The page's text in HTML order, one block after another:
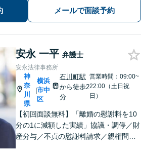
くりお聞きします【LINE・メール24時
間受付中】
メールで面談予約
安永 一平 弁護士
安永法律事務所
神
奈
川
県
|
横浜
市中
区
石川町駅
から徒歩2
分
営業時間：09:00~
22:00（土日祝
日）
【初回面談無料】「離婚の慰謝料を10
分の1に減額した実績」協議・調停／財
産分与／不貞の慰謝料請求／親権問題